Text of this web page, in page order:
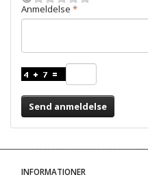
Anmeldelse
Send anmeldelse
INFORMATIONER